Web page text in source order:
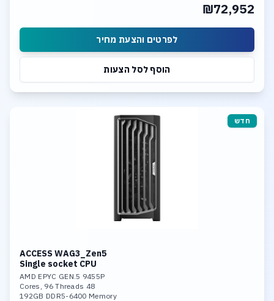
₪72,952
לפרטים והצעת מחיר
הוסף לסל הצעות
חדש
ACCESS WAG3_Zen5
Single socket CPU
AMD EPYC GEN.5 9455P
48 Cores, 96 Threads
192GB DDR5-6400 Memory